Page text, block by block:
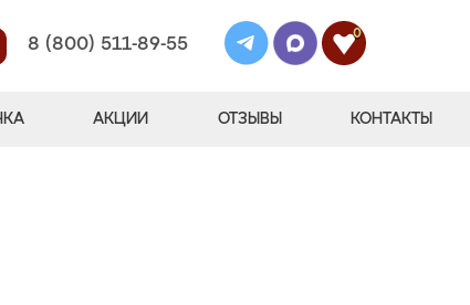
8 (800) 511-89-55
0
АКЦИИ ОТЗЫВЫ КОНТАКТЫ